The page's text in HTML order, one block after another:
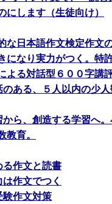
にします（生徒向け）
な日本語作文検定作文
になり実力がつく。特
よる対話型６００字講
ある、５人以内の少
ら、創造する学習へ
育。
作文と読書
作文でつく
作文対策